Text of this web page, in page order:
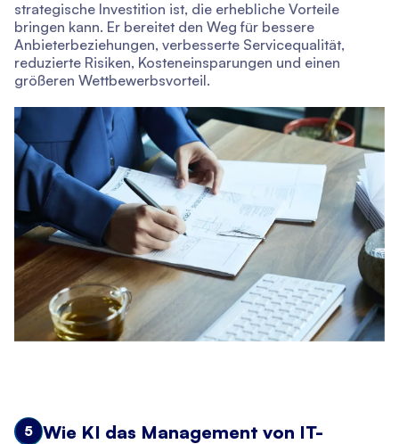
strategische Investition ist, die erhebliche Vorteile
bringen kann. Er bereitet den Weg für bessere
Anbieterbeziehungen, verbesserte Servicequalität,
reduzierte Risiken, Kosteneinsparungen und einen
größeren Wettbewerbsvorteil.
5 Wie KI das Management von IT-